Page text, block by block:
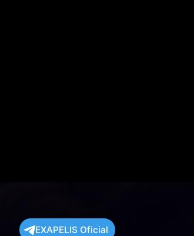
EXAPELIS Oficial